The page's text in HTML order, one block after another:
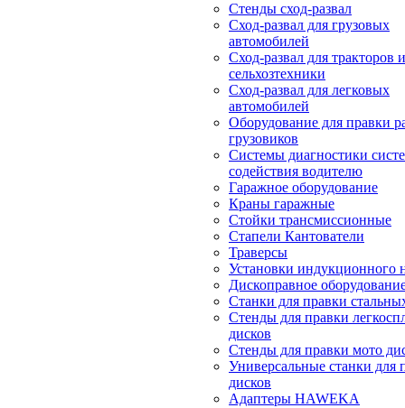
Стенды сход-развал
Сход-развал для грузовых
автомобилей
Сход-развал для тракторов и
сельхозтехники
Сход-развал для легковых
автомобилей
Оборудование для правки
грузовиков
Системы диагностики
содействия водителю
Гаражное оборудование
Краны гаражные
Стойки трансмиссионные
Стапели Кантователи
Траверсы
Установки индукционного
Дископравное
Станки для правки
Стенды для правки
дисков
Стенды для правки мото
Универсальные станки для
дисков
Адаптеры HAWEKA